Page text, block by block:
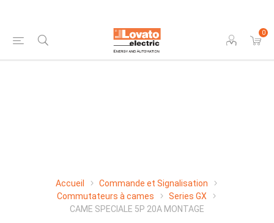
0
Accueil
Commande et Signalisation
Commutateurs à cames
Series GX
CAME SPECIALE 5P 20A MONTAGE